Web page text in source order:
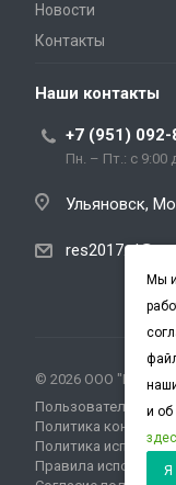
Новости
Контакты
Наши контакты
+7 (951) 092-
Пн. – Пт.: с 9:00
Ульяновск,
© 2026 ООО "РЭС"
Пользовательское
Политика
Политика
Правила
Мы
и
Я